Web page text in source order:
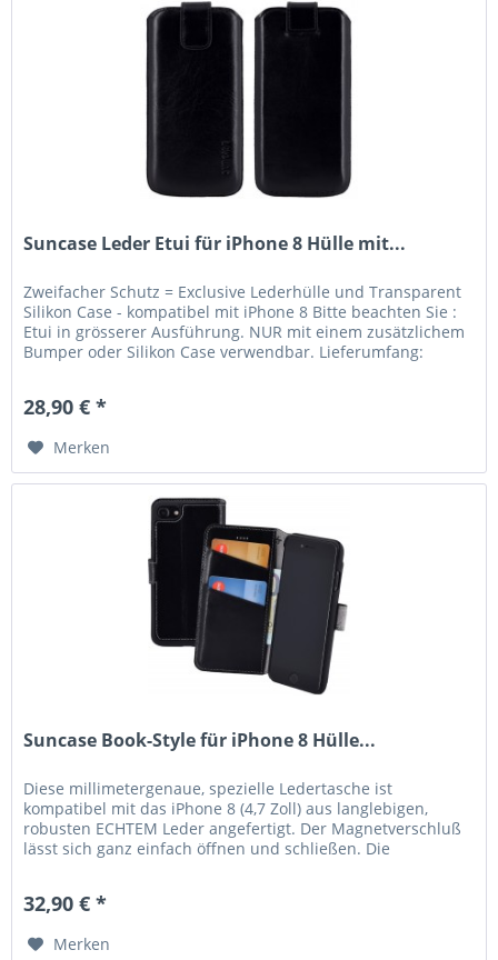
Suncase Leder Etui für iPhone 8 Hülle mit...
Zweifacher Schutz = Exclusive Lederhülle und Transparent
Silikon Case - kompatibel mit iPhone 8 Bitte beachten Sie :
Etui in grösserer Ausführung. NUR mit einem zusätzlichem
Bumper oder Silikon Case verwendbar. Lieferumfang:
28,90 € *
Merken
Suncase Book-Style für iPhone 8 Hülle...
Diese millimetergenaue, spezielle Ledertasche ist
kompatibel mit das iPhone 8 (4,7 Zoll) aus langlebigen,
robusten ECHTEM Leder angefertigt. Der Magnetverschluß
lässt sich ganz einfach öffnen und schließen. Die
32,90 € *
Merken